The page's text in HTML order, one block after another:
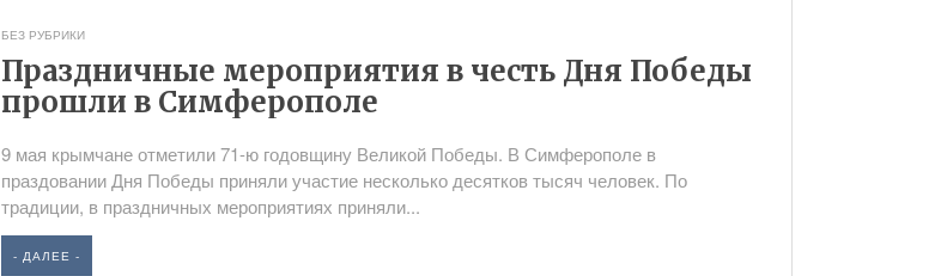
БЕЗ РУБРИКИ
Праздничные мероприятия в честь Дня Победы
прошли в Симферополе
9 мая крымчане отметили 71-ю годовщину Великой Победы. В Симферополе в
праздовании Дня Победы приняли участие несколько десятков тысяч человек. По
традиции, в праздничных мероприятиях приняли...
- ДАЛЕЕ -